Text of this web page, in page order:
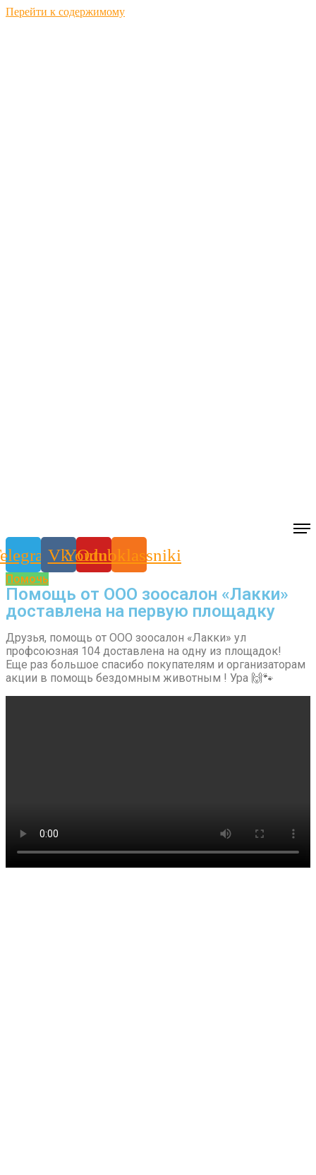
Перейти к содержимому
VkYoutube
Odnoklassniki
Помочь
Помощь от ООО зоосалон «Лакки»
доставлена на первую площадку
Друзья, помощь от ООО зоосалон «Лакки» ул
профсоюзная 104 доставлена на одну из площадок!
Еще раз большое спасибо покупателям и организаторам
акции в помощь бездомным животным ! Ура 🙌🐾